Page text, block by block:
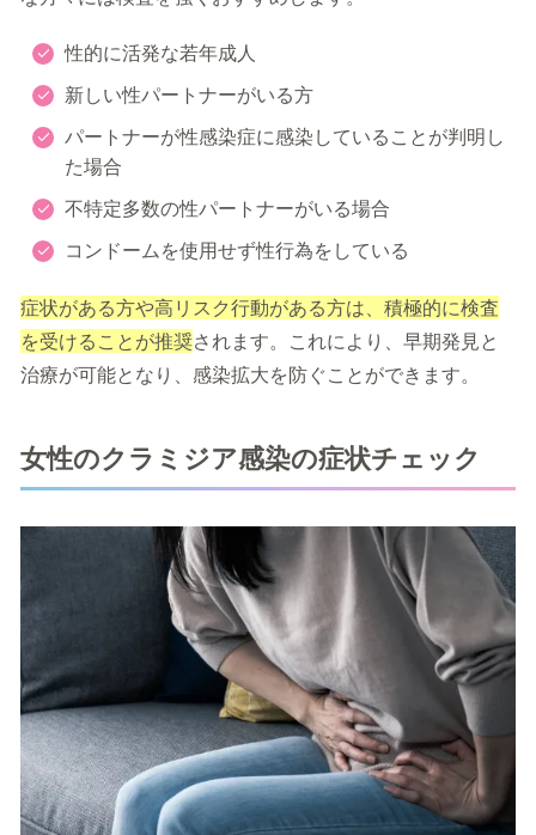
性的に活発な若年成人
新しい性パートナーがいる方
パートナーが性感染症に感染していることが判明し
た場合
不特定多数の性パートナーがいる場合
コンドームを使用せず性行為をしている
症状がある方や高リスク行動がある方は、積極的に検査
を受けることが推奨されます。これにより、早期発見と
治療が可能となり、感染拡大を防ぐことができます。
女性のクラミジア感染の症状チェック